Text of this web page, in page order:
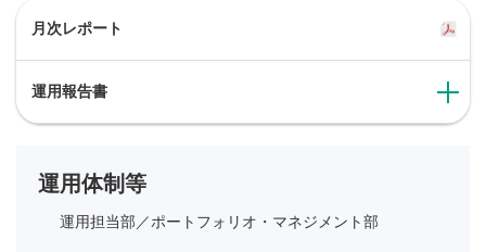
月次レポート
運用報告書
運用体制等
運用担当部／ポートフォリオ・マネジメント部